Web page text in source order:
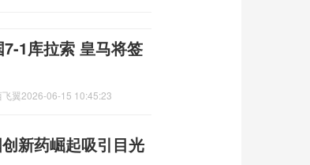
1库拉索 皇马将签
翼2026-06-15 10:45:23
新药崛起吸引目光